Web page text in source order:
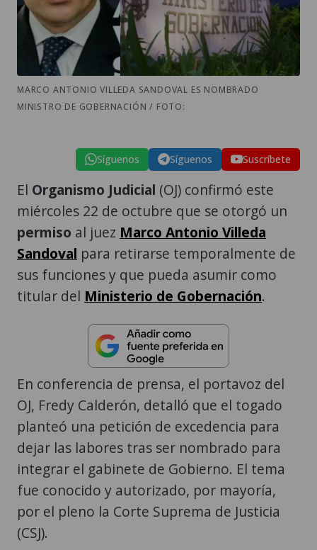
MARCO ANTONIO VILLEDA SANDOVAL ES NOMBRADO
MINISTRO DE GOBERNACIÓN / FOTO:
Síguenos Síguenos Suscríbete
El Organismo Judicial (OJ) confirmó este
miércoles 22 de octubre que se otorgó un
permiso al juez Marco Antonio Villeda
Sandoval para retirarse temporalmente de
sus funciones y que pueda asumir como
titular del Ministerio de Gobernación.
En conferencia de prensa, el portavoz del
OJ, Fredy Calderón, detalló que el togado
planteó una petición de excedencia para
dejar las labores tras ser nombrado para
integrar el gabinete de Gobierno. El tema
fue conocido y autorizado, por mayoría,
por el pleno la Corte Suprema de Justicia
(CSJ).